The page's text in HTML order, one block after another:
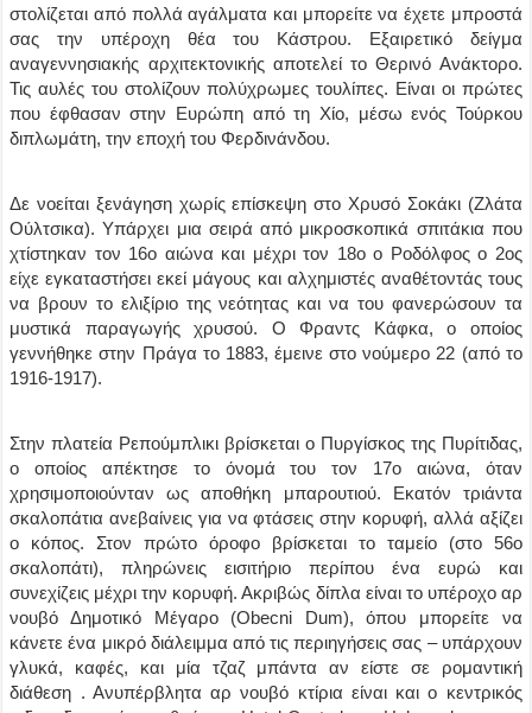
στολίζεται από πολλά αγάλματα και μπορείτε να έχετε μπροστά
σας την υπέροχη θέα του Κάστρου. Εξαιρετικό δείγμα
αναγεννησιακής αρχιτεκτονικής αποτελεί το Θερινό Ανάκτορο.
Τις αυλές του στολίζουν πολύχρωμες τουλίπες. Είναι οι πρώτες
που έφθασαν στην Ευρώπη από τη Χίο, μέσω ενός Τούρκου
διπλωμάτη, την εποχή του Φερδινάνδου.
Δε νοείται ξενάγηση χωρίς επίσκεψη στο Χρυσό Σοκάκι (Ζλάτα
Ούλτσικα). Υπάρχει μια σειρά από μικροσκοπικά σπιτάκια που
χτίστηκαν τον 16ο αιώνα και μέχρι τον 18ο ο Ροδόλφος ο 2ος
είχε εγκαταστήσει εκεί μάγους και αλχημιστές αναθέτοντάς τους
να βρουν το ελιξίριο της νεότητας και να του φανερώσουν τα
μυστικά παραγωγής χρυσού. Ο Φραντς Κάφκα, ο οποίος
γεννήθηκε στην Πράγα το 1883, έμεινε στο νούμερο 22 (από το
1916-1917).
Στην πλατεία Ρεπούμπλικι βρίσκεται ο Πυργίσκος της Πυρίτιδας,
ο οποίος απέκτησε το όνομά του τον 17ο αιώνα, όταν
χρησιμοποιούνταν ως αποθήκη μπαρουτιού. Εκατόν τριάντα
σκαλοπάτια ανεβαίνεις για να φτάσεις στην κορυφή, αλλά αξίζει
ο κόπος. Στον πρώτο όροφο βρίσκεται το ταμείο (στο 56ο
σκαλοπάτι), πληρώνεις εισιτήριο περίπου ένα ευρώ και
συνεχίζεις μέχρι την κορυφή. Ακριβώς δίπλα είναι το υπέροχο αρ
νουβό Δημοτικό Μέγαρο (Obecni Dum), όπου μπορείτε να
κάνετε ένα μικρό διάλειμμα από τις περιηγήσεις σας – υπάρχουν
γλυκά, καφές, και μία τζαζ μπάντα αν είστε σε ρομαντική
διάθεση . Ανυπέρβλητα αρ νουβό κτίρια είναι και ο κεντρικός